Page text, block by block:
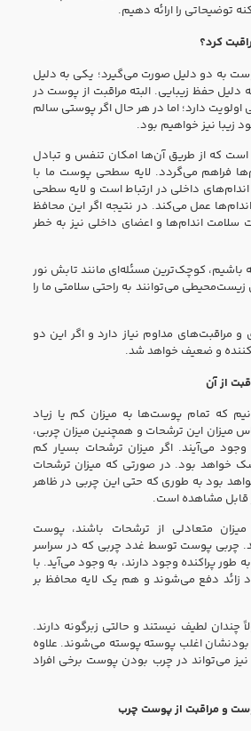
توضیحاتی را ارائه دهیم.
کرد؟
به دو دلیل صورت می‌گیرد؛ یکی به دلیل
حفظ زیبایی. البته مراقبت از پوست در
اولویت دارد؛ اما در هر حال اگر پوستی سالم
زیبا نیز خواهیم بود.
که از طریق آن‌ها امکان تنفس و تبادل
فراهم می‌گردد. لایه سطحی پوست ما با
داخلی در ارتباط است و لایه سطحی
عمل می‌کند. در نتیجه اگر این محافظ
اندام‌ها و اعضای داخلی نیز به خطر
باشیم، کوچک‌ترین مسئله‌ای مانند تابش نور
می‌توانند به راحتی سلامتی ما را
مراقبت‌های مداوم نیاز دارد و اگر این دو
و ضعیف خواهد شد.
از آن
که تمام پوست‌ها به میزان کم یا زیاد
میزان این ترشحات و همچنین میزان چربی،
می‌آیند. اگر میزان ترشحات بسیار کم
خواهد بود. در صورتی که میزان ترشحات
بود به طوری که حتی این چربی در ظاهر
مشاهده است.
متعادلی از ترشحات باشند، پوست
چربی پوست توسط غدد چربی که در سراسر
پراکنده وجود دارند، به وجود می‌آید. با
زائد دفع می‌شوند و هم یک لایه محافظ بر
لطیف نیستند و حالتی زبرگونه دارند.
اغلب پوسته پوسته می‌شوند. علاوه
می‌تواند در چرب بودن پوست برخی افراد
و مراقبت از پوست چرب